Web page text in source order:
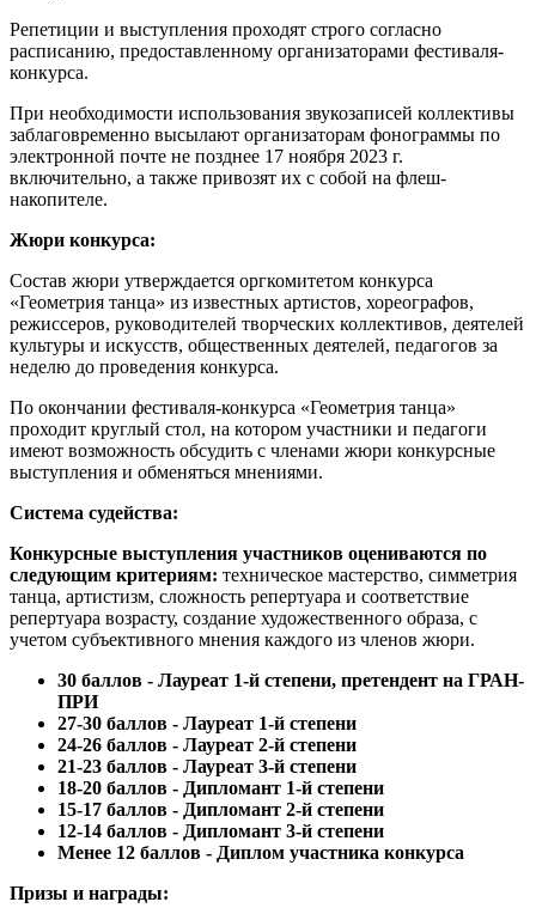
Репетиции и выступления проходят строго согласно
расписанию, предоставленному организаторами фестиваля-
конкурса.
При необходимости использования звукозаписей коллективы
заблаговременно высылают организаторам фонограммы по
электронной почте не позднее 17 ноября 2023 г.
включительно, а также привозят их с собой на флеш-
накопителе.
Жюри конкурса:
Состав жюри утверждается оргкомитетом конкурса
«Геометрия танца» из известных артистов, хореографов,
режиссеров, руководителей творческих коллективов, деятелей
культуры и искусств, общественных деятелей, педагогов за
неделю до проведения конкурса.
По окончании фестиваля-конкурса «Геометрия танца»
проходит круглый стол, на котором участники и педагоги
имеют возможность обсудить с членами жюри конкурсные
выступления и обменяться мнениями.
Система судейства:
Конкурсные выступления участников оцениваются по
следующим критериям: техническое мастерство, симметрия
танца, артистизм, сложность репертуара и соответствие
репертуара возрасту, создание художественного образа, с
учетом субъективного мнения каждого из членов жюри.
30 баллов - Лауреат 1-й степени, претендент на ГРАН-
ПРИ
27-30 баллов - Лауреат 1-й степени
24-26 баллов - Лауреат 2-й степени
21-23 баллов - Лауреат 3-й степени
18-20 баллов - Дипломант 1-й степени
15-17 баллов - Дипломант 2-й степени
12-14 баллов - Дипломант 3-й степени
Менее 12 баллов - Диплом участника конкурса
Призы и награды: